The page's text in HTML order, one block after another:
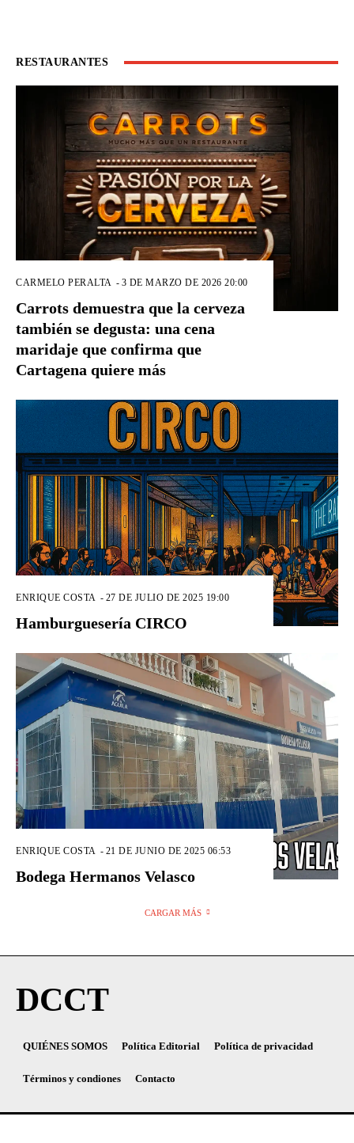
RESTAURANTES
CARMELO PERALTA - 3 DE MARZO DE 2026 20:00
Carrots demuestra que la cerveza
también se degusta: una cena
maridaje que confirma que
Cartagena quiere más
ENRIQUE COSTA - 27 DE JULIO DE 2025 19:00
Hamburguesería CIRCO
ENRIQUE COSTA - 21 DE JUNIO DE 2025 06:53
Bodega Hermanos Velasco
CARGAR MÁS
DCCT
QUIÉNES SOMOS Política Editorial Política de privacidad
Términos y condiones Contacto